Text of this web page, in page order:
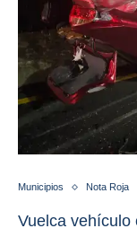
Municipios Nota Roja
Vuelca vehículo